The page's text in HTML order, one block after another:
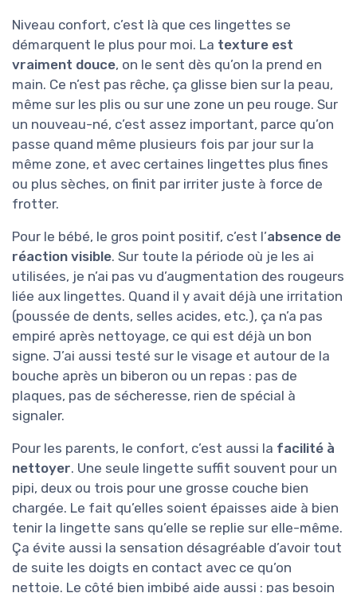
Niveau confort, c’est là que ces lingettes se
démarquent le plus pour moi. La texture est
vraiment douce, on le sent dès qu’on la prend en
main. Ce n’est pas rêche, ça glisse bien sur la peau,
même sur les plis ou sur une zone un peu rouge. Sur
un nouveau-né, c’est assez important, parce qu’on
passe quand même plusieurs fois par jour sur la
même zone, et avec certaines lingettes plus fines
ou plus sèches, on finit par irriter juste à force de
frotter.
Pour le bébé, le gros point positif, c’est l’absence de
réaction visible. Sur toute la période où je les ai
utilisées, je n’ai pas vu d’augmentation des rougeurs
liée aux lingettes. Quand il y avait déjà une irritation
(poussée de dents, selles acides, etc.), ça n’a pas
empiré après nettoyage, ce qui est déjà un bon
signe. J’ai aussi testé sur le visage et autour de la
bouche après un biberon ou un repas : pas de
plaques, pas de sécheresse, rien de spécial à
signaler.
Pour les parents, le confort, c’est aussi la facilité à
nettoyer. Une seule lingette suffit souvent pour un
pipi, deux ou trois pour une grosse couche bien
chargée. Le fait qu’elles soient épaisses aide à bien
tenir la lingette sans qu’elle se replie sur elle-même.
Ça évite aussi la sensation désagréable d’avoir tout
de suite les doigts en contact avec ce qu’on
nettoie. Le côté bien imbibé aide aussi : pas besoin